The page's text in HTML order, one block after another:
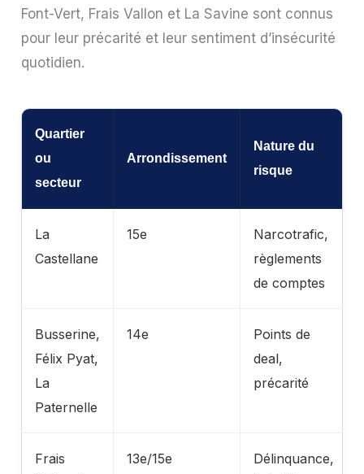
Font-Vert, Frais Vallon et La Savine sont connus
pour leur précarité et leur sentiment d’insécurité
quotidien.
Quartier
ou
secteur
Arrondissement
Nature du
risque
La
Castellane
15e
Narcotrafic,
règlements
de comptes
Busserine,
Félix Pyat,
La
Paternelle
14e
Points de
deal,
précarité
Frais
13e/15e
Délinquance,